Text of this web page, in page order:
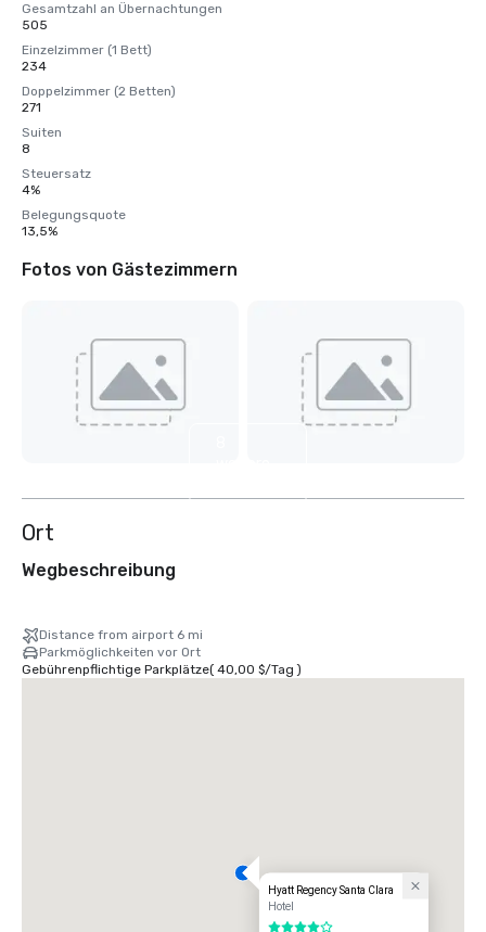
Gesamtzahl an Übernachtungen
505
Einzelzimmer (1 Bett)
234
Doppelzimmer (2 Betten)
271
Suiten
8
Steuersatz
4%
Belegungsquote
13,5%
Fotos von Gästezimmern
Ort
Wegbeschreibung
Distance from airport 6 mi
Parkmöglichkeiten vor Ort
Gebührenpflichtige Parkplätze( 40,00 $/Tag )
Hyatt Regency Santa Clara
Hotel
4 von 5